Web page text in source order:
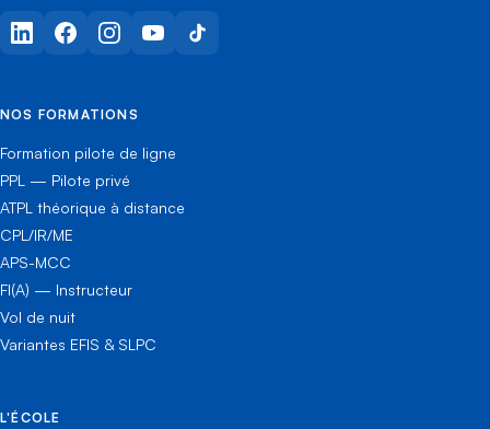
LinkedInFacebookInstagramYouTubeTikTok
NOS FORMATIONS
Formation pilote de ligne
PPL — Pilote privé
ATPL théorique à distance
CPL/IR/ME
APS-MCC
FI(A) — Instructeur
Vol de nuit
Variantes EFIS & SLPC
L'ÉCOLE